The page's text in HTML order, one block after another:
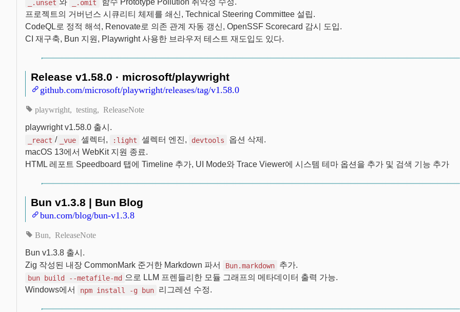
_.unset 와 _.omit
함수 Prototype Pollution 취약성 수정.
프로젝트의 거버넌스 시큐리티 체제를 쇄신, Technical Steering Committee 설립.
CodeQL로 정적 해석, Renovate로 의존 관계 자동 갱신, OpenSSF Scorecard 감시 도입.
CI 재구축, Bun 지원, Playwright 사용한 브라우저 테스트 재도입도 있다.
Release v1.58.0 · microsoft/playwright
github.com/microsoft/playwright/releases/tag/v1.58.0
playwright testing ReleaseNote
playwright v1.58.0 출시.
_react / _vue 셀렉터, :light 셀렉터 엔진, devtools
옵션 삭제.
macOS 13에서 WebKit 지원 종료.
HTML 레포트 Speedboard 탭에 Timeline 추가, UI Mode와 Trace Viewer에 시스템 테마 옵션을 추가 및 검색 기능 추가
Bun v1.3.8 | Bun Blog
bun.com/blog/bun-v1.3.8
Bun ReleaseNote
Bun v1.3.8 출시.
Zig 작성된 내장 CommonMark 준거한 Markdown 파서
Bun.markdown 추가.
bun build --metafile-md 으로 LLM 프렌들리한 모듈 그래프의 메타데이터 출력 가능.
Windows에서
npm install -g bun 리그레션 수정.